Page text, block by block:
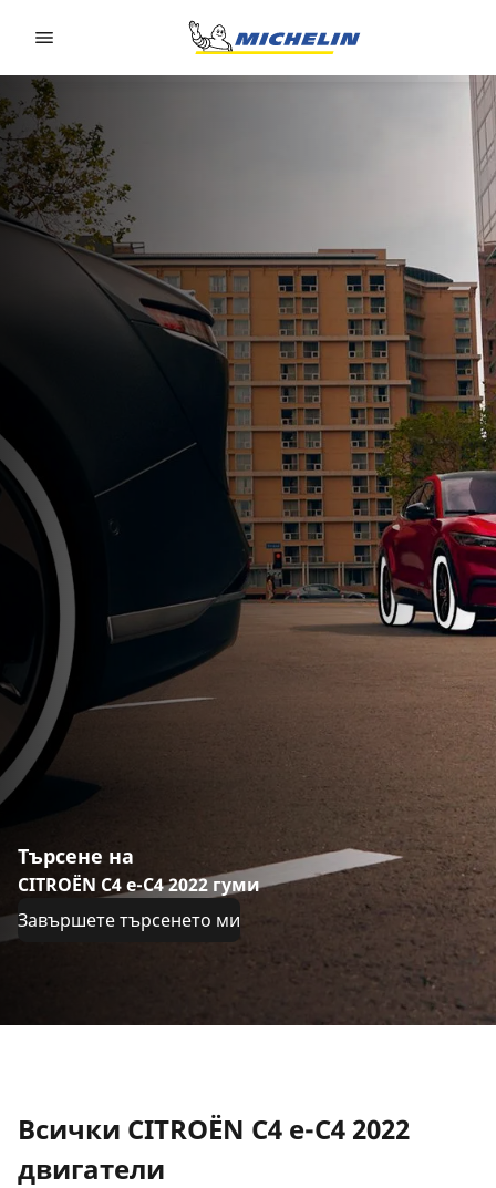
Търсене на
CITROËN C4 e-C4 2022 гуми
Завършете търсенето ми
Всички CITROËN C4 e-C4 2022
двигатели